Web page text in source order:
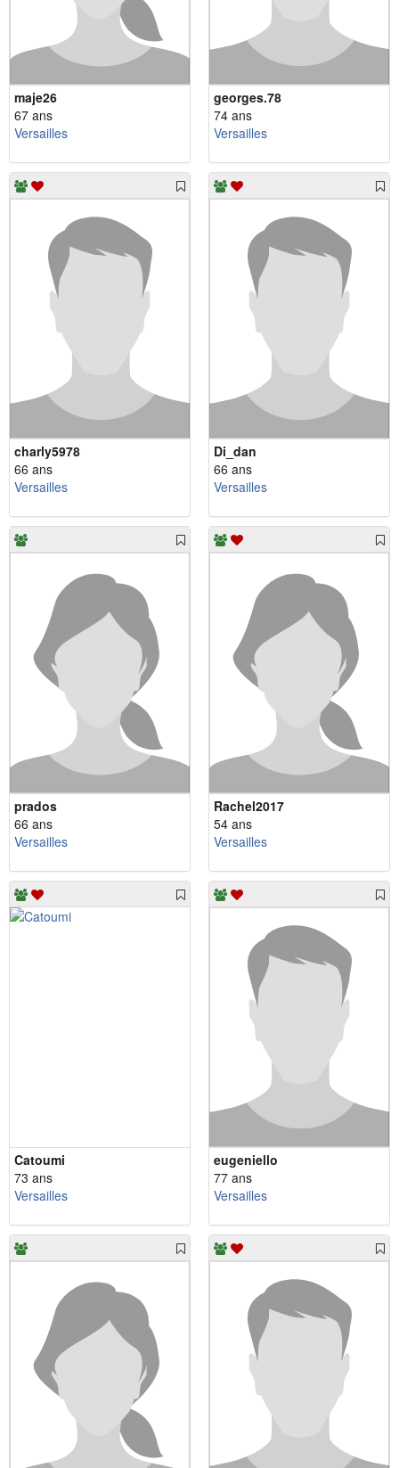
maje26
67 ans
Versailles
georges.78
74 ans
Versailles
charly5978
66 ans
Versailles
Di_dan
66 ans
Versailles
prados
66 ans
Versailles
Rachel2017
54 ans
Versailles
Catoumi
73 ans
Versailles
eugeniello
77 ans
Versailles